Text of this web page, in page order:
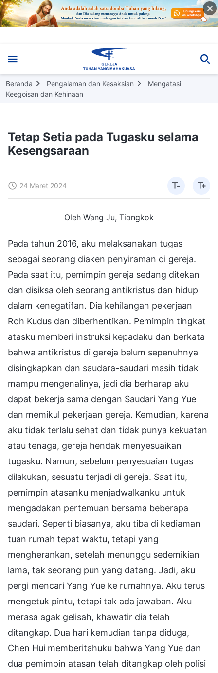
Beranda Pengalaman dan Kesaksian
Mengatasi
Keegoisan dan Kehinaan
Tetap Setia pada Tugasku selama
Kesengsaraan
24 Maret 2024
Oleh Wang Ju, Tiongkok
Pada tahun 2016, aku melaksanakan tugas
sebagai seorang diaken penyiraman di gereja.
Pada saat itu, pemimpin gereja sedang ditekan
dan disiksa oleh seorang antikristus dan hidup
dalam kenegatifan. Dia kehilangan pekerjaan
Roh Kudus dan diberhentikan. Pemimpin tingkat
atasku memberi instruksi kepadaku dan berkata
bahwa antikristus di gereja belum sepenuhnya
disingkapkan dan saudara-saudari masih tidak
mampu mengenalinya, jadi dia berharap aku
dapat bekerja sama dengan Saudari Yang Yue
dan memikul pekerjaan gereja. Kemudian, karena
aku tidak terlalu sehat dan tidak punya kekuatan
atau tenaga, gereja hendak menyesuaikan
tugasku. Namun, sebelum penyesuaian tugas
dilakukan, sesuatu terjadi di gereja. Saat itu,
pemimpin atasanku menjadwalkanku untuk
mengadakan pertemuan bersama beberapa
saudari. Seperti biasanya, aku tiba di kediaman
tuan rumah tepat waktu, tetapi yang
mengherankan, setelah menunggu sedemikian
lama, tak seorang pun yang datang. Jadi, aku
pergi mencari Yang Yue ke rumahnya. Aku terus
mengetuk pintu, tetapi tak ada jawaban. Aku
merasa agak gelisah, khawatir dia telah
ditangkap. Dua hari kemudian tanpa diduga,
Chen Hui memberitahuku bahwa Yang Yue dan
dua pemimpin atasan telah ditangkap oleh polisi